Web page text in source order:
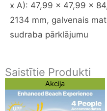
x A): 47,99 x 47,99 x
2134 mm, galvenais
sudraba pārklājumu
Saistītie Produkti
Akcija
Original
price
was:
111,31 €.
Current
price
is:
87,11 €.